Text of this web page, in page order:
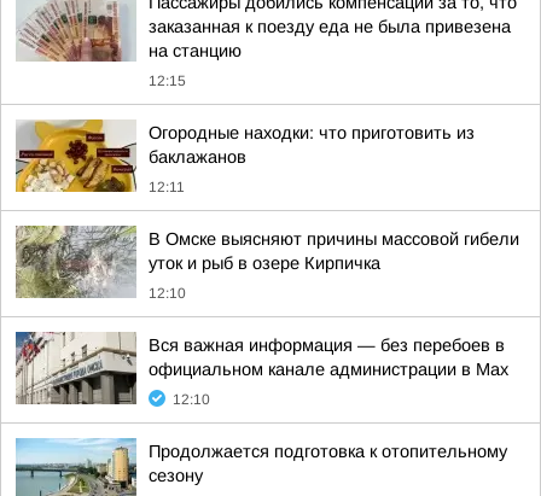
заказанная к поезду еда не была привезена
на станцию
12:15
Огородные находки: что приготовить из
баклажанов
12:11
В Омске выясняют причины массовой гибели
уток и рыб в озере Кирпичка
12:10
Вся важная информация — без перебоев в
официальном канале администрации в Мах
12:10
Продолжается подготовка к отопительному
сезону